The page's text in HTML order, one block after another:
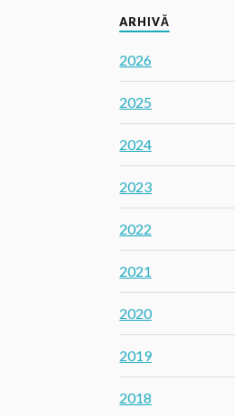
ARHIVĂ
2026
2025
2024
2023
2022
2021
2020
2019
2018